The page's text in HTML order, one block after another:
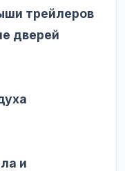
трейлеров
дверей
и